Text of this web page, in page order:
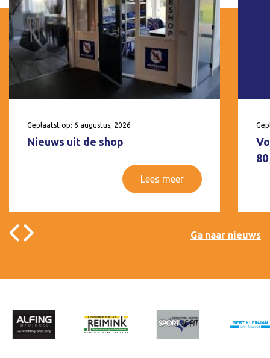
Geplaatst op: 6 augustus, 2026
Nieuws uit de shop
Lees meer
Ga naar nieuws